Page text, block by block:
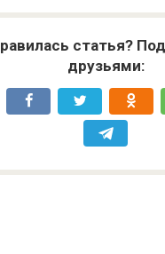
статья?
друзьями: